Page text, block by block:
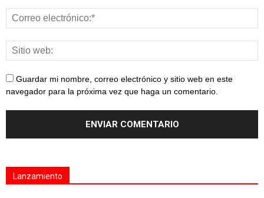
Guardar mi nombre, correo electrónico y sitio web en este
navegador para la próxima vez que haga un comentario.
Lanzamiento